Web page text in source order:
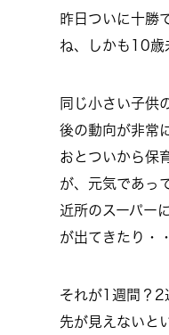
昨日ついに十勝
ね、しかも10歳
同じ小さい子供
後の動向が非常
おとついから保
が、元気であっ
近所のスーパー
が出てきたり・
それが1週間？2
先が見えないと